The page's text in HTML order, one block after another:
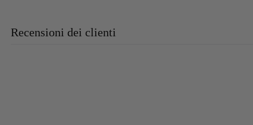
Recensioni dei clienti